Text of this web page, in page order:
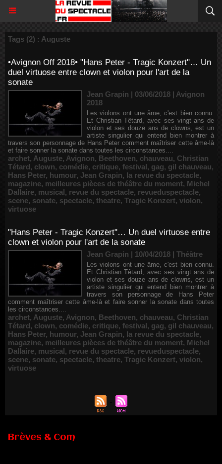
Tags (2) : Auguste
•Avignon Off 2018• "Hans Peter - Tragic Konzert"… Un
duel virtuose entre clown et violon pour l'art de la
sonate
Jean Grapin | 03/06/2018 | Avignon
2018
Les violons ont une âme, c'est bien connu.
Et Christian Têtard, avec ses vingt ans de
violon et ses douze ans de clowns, est un
artiste singulier qui entend bien montrer à
travers son personnage de Hans Peter comment maîtriser cette âme-là
et faire sonner la sonate dans toutes les circonstances....
archet, Auguste, Avignon, Beethoven, chauveau, Christian
Tétard, clown, comédie, critique, festival, gag, gil chauveau,
Hans Peter, humour, Jean Grapin, la revue du spectacle,
magazine, meilleures pièces de théâtre du moment, Michel
Dallaire, musical, revue du spectacle, revueduspectacle,
scene, sonate, spectacle, theatre, Tragic Konzert, violon,
virtuose
"Hans Peter - Tragic Konzert"… Un duel virtuose entre
clown et violon pour l'art de la sonate
Jean Grapin | 10/04/2018 | Théâtre
Les violons ont une âme, c'est bien connu.
Et Christian Têtard, avec ses vingt ans de
violon et ses douze ans de clowns, est un
artiste singulier qui entend bien montrer à
travers son personnage de Hans Peter
comment maîtriser cette âme-là et faire sonner la sonate dans toutes
les circonstances....
archet, Auguste, Avignon, Beethoven, chauveau, Christian
Tétard, clown, comédie, critique, festival, gag, gil chauveau,
Hans Peter, humour, Jean Grapin, la revue du spectacle,
magazine, meilleures pièces de théâtre du moment, Michel
Dallaire, musical, revue du spectacle, revueduspectacle,
scene, sonate, spectacle, theatre, Tragic Konzert, violon,
virtuose
Brèves & Com